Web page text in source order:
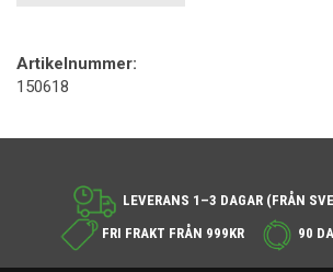
Artikelnummer:
150618
LEVERANS 1–3 DAGAR (FRÅN
FRI FRAKT FRÅN 999KR
90